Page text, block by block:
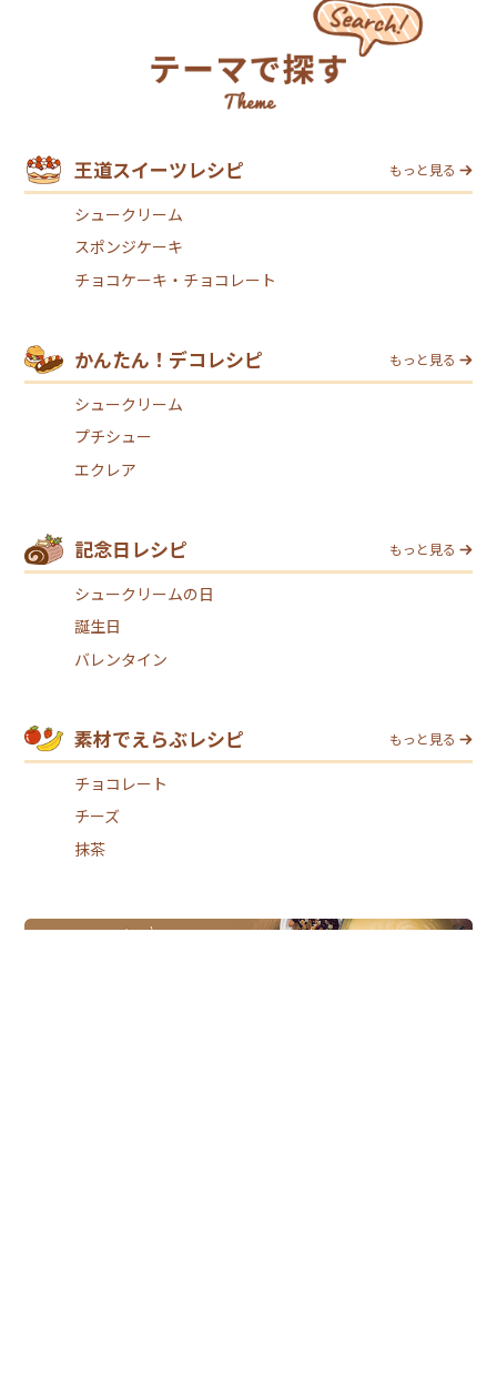
王道スイーツレシピ もっと見る
シュークリーム
スポンジケーキ
チョコケーキ・チョコレート
かんたん！デコレシピ もっと見る
シュークリーム
プチシュー
エクレア
記念日レシピ もっと見る
シュークリームの日
誕生日
バレンタイン
素材でえらぶレシピ もっと見る
チョコレート
チーズ
抹茶